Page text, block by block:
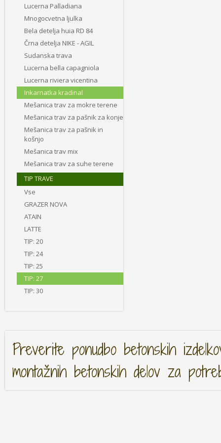
Lucerna Palladiana
Mnogocvetna ljulka
Bela detelja huia RD 84
Črna detelja NIKE - AGIL
Sudanska trava
Lucerna bella capagniola
Lucerna riviera vicentina
Inkarnatka kradinal
Mešanica trav za mokre terene
Mešanica trav za pašnik za konje
Mešanica trav za pašnik in
košnjo
Mešanica trav mix
Mešanica trav za suhe terene
TIP TRAVE
Vse
GRAZER NOVA
ATAIN
LATTE
TIP: 20
TIP: 24
TIP: 25
TIP: 27
TIP: 30
Preverite ponudbo betonskih
montažnih betonskih delov za